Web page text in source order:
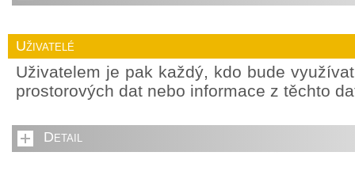
Uživatelé
Uživatelem je pak každý, kdo bude
prostorových dat nebo informace z těchto
Detail